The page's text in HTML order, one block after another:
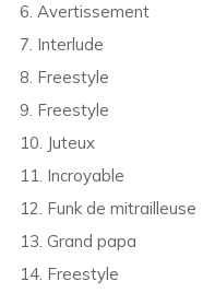
6. Avertissement
7. Interlude
8. Freestyle
9. Freestyle
10. Juteux
11. Incroyable
12. Funk de mitrailleuse
13. Grand papa
14. Freestyle